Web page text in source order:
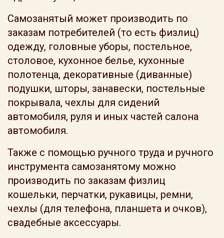
Самозанятый может производить по
заказам потребителей (то есть физлиц)
одежду, головные уборы, постельное,
столовое, кухонное белье, кухонные
полотенца, декоративные (диванные)
подушки, шторы, занавески, постельные
покрывала, чехлы для сидений
автомобиля, руля и иных частей салона
автомобиля.
Также с помощью ручного труда и ручного
инструмента самозанятому можно
производить по заказам физлиц
кошельки, перчатки, рукавицы, ремни,
чехлы (для телефона, планшета и очков),
свадебные аксессуары.